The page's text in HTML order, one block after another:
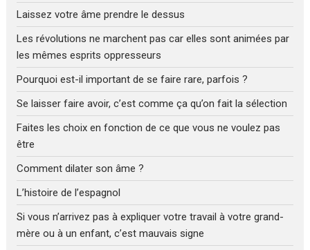
Laissez votre âme prendre le dessus
Les révolutions ne marchent pas car elles sont animées par
les mêmes esprits oppresseurs
Pourquoi est-il important de se faire rare, parfois ?
Se laisser faire avoir, c’est comme ça qu’on fait la sélection
Faites les choix en fonction de ce que vous ne voulez pas
être
Comment dilater son âme ?
L’histoire de l’espagnol
Si vous n’arrivez pas à expliquer votre travail à votre grand-
mère ou à un enfant, c’est mauvais signe